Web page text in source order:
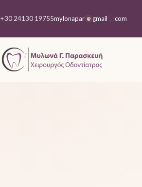
+30 24130 19755mylonapar @ gmail com